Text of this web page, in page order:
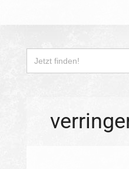
Search
for: